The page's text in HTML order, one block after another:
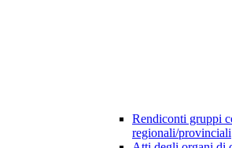
Rendiconti gruppi
regionali/provinciali